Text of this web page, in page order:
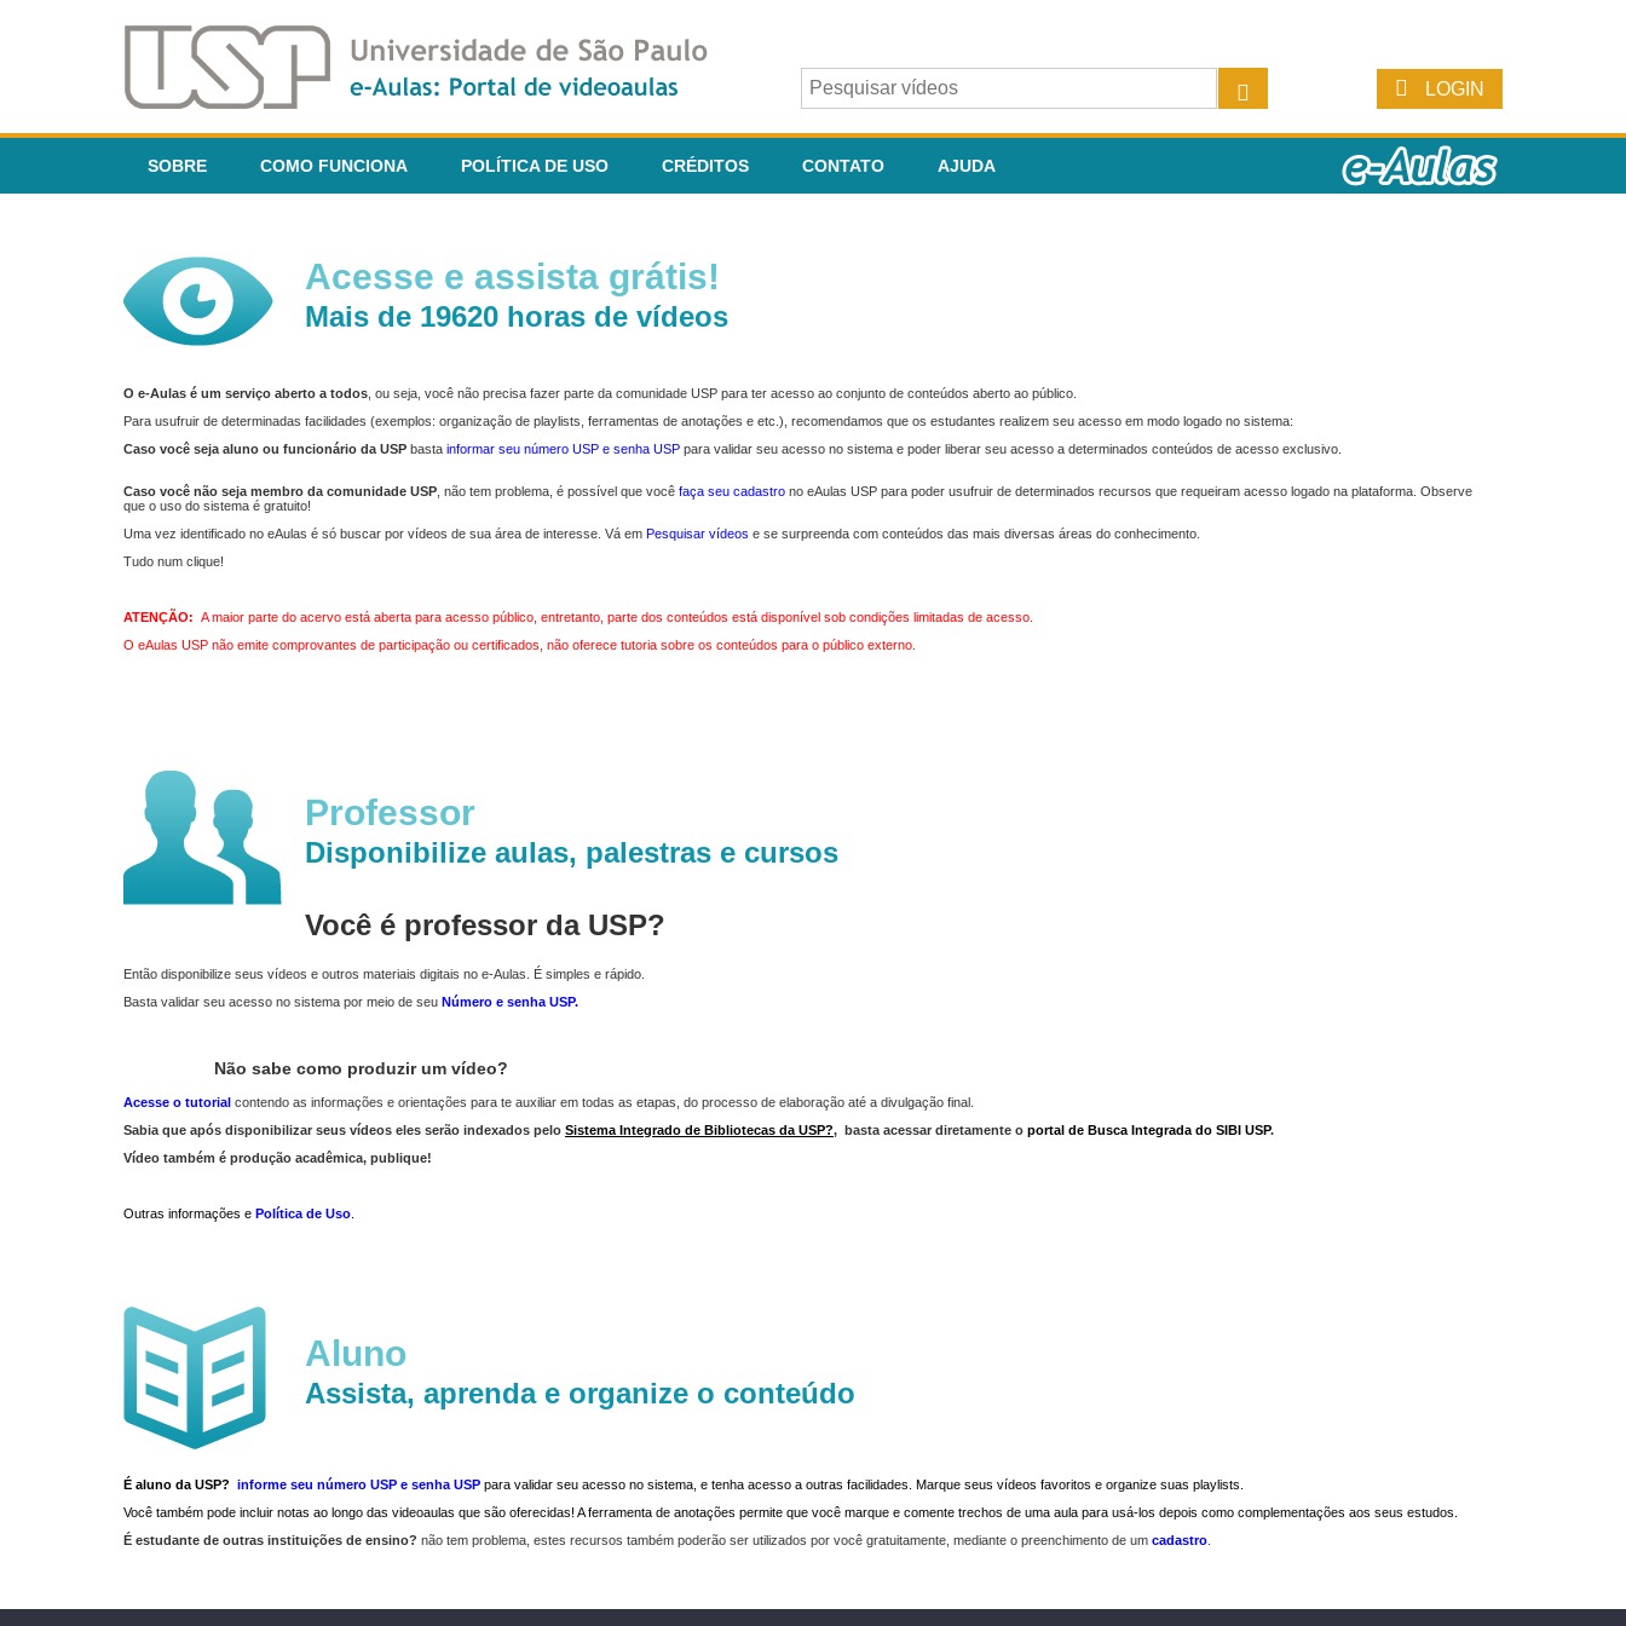
LOGIN
SOBRE COMO FUNCIONA POLÍTICA DE USO CRÉDITOS CONTATO AJUDA
Acesse e assista grátis!
Mais de 19620 horas de vídeos
O e-Aulas é um serviço aberto a todos , ou seja, você não precisa fazer parte da comunidade USP para ter acesso ao conjunto de conteúdos aberto ao público.
Para usufruir de determinadas facilidades (exemplos: organização de playlists, ferramentas de anotações e etc.), recomendamos que os estudantes realizem seu acesso em modo logado no sistema:
Caso você seja aluno ou funcionário da USP basta informar seu número USP e senha USP para validar seu acesso no sistema e poder liberar seu acesso a determinados conteúdos de acesso exclusivo.
Caso você não seja membro da comunidade USP , não tem problema, é possível que você faça seu cadastro no eAulas USP para poder usufruir de determinados recursos que requeiram acesso logado na plataforma. Observe
que o uso do sistema é gratuito!
Uma vez identificado no eAulas é só buscar por vídeos de sua área de interesse. Vá em Pesquisar vídeos e se surpreenda com conteúdos das mais diversas áreas do conhecimento.
Tudo num clique!
ATENÇÃO: A maior parte do acervo está aberta para acesso público, entretanto, parte dos conteúdos está disponível sob condições limitadas de acesso.
O eAulas USP não emite comprovantes de participação ou certificados, não oferece tutoria sobre os conteúdos para o público externo.
Professor
Disponibilize aulas, palestras e cursos
Você é professor da USP?
Então disponibilize seus vídeos e outros materiais digitais no e-Aulas. É simples e rápido.
Basta validar seu acesso no sistema por meio de seu Número e senha USP.
Não sabe como produzir um vídeo?
Acesse o tutorial contendo as informações e orientações para te auxiliar em todas as etapas, do processo de elaboração até a divulgação final.
Sabia que após disponibilizar seus vídeos eles serão indexados pelo Sistema Integrado de Bibliotecas da USP?, basta acessar diretamente o portal de Busca Integrada do SIBI USP.
Vídeo também é produção acadêmica, publique!
Outras informações e Política de Uso
Aluno
Assista, aprenda e organize o conteúdo
É aluno da USP? informe seu número USP e senha USP para validar seu acesso no sistema, e tenha acesso a outras facilidades. Marque seus vídeos favoritos e organize suas playlists.
Você também pode incluir notas ao longo das videoaulas que são oferecidas! A ferramenta de anotações permite que você marque e comente trechos de uma aula para usá-los depois como complementações aos seus estudos.
É estudante de outras instituições de ensino? não tem problema, estes recursos também poderão ser utilizados por você gratuitamente, mediante o preenchimento de um cadastro